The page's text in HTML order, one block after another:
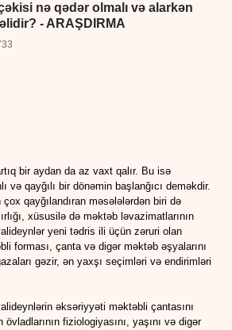
nə qədər olmalı və alarkən
- ARAŞDIRMA
bir aydan da az vaxt qalır. Bu isə
və qayğılı bir dönəmin başlanğıcı deməkdir.
qayğılandıran məsələlərdən biri də
xüsusilə də məktəb ləvazimatlarının
yeni tədris ili üçün zəruri olan
forması, çanta və digər məktəb əşyalarını
gəzir, ən yaxşı seçimləri və endirimləri
əksəriyyəti məktəbli çantasını
fiziologiyasını, yaşını və digər